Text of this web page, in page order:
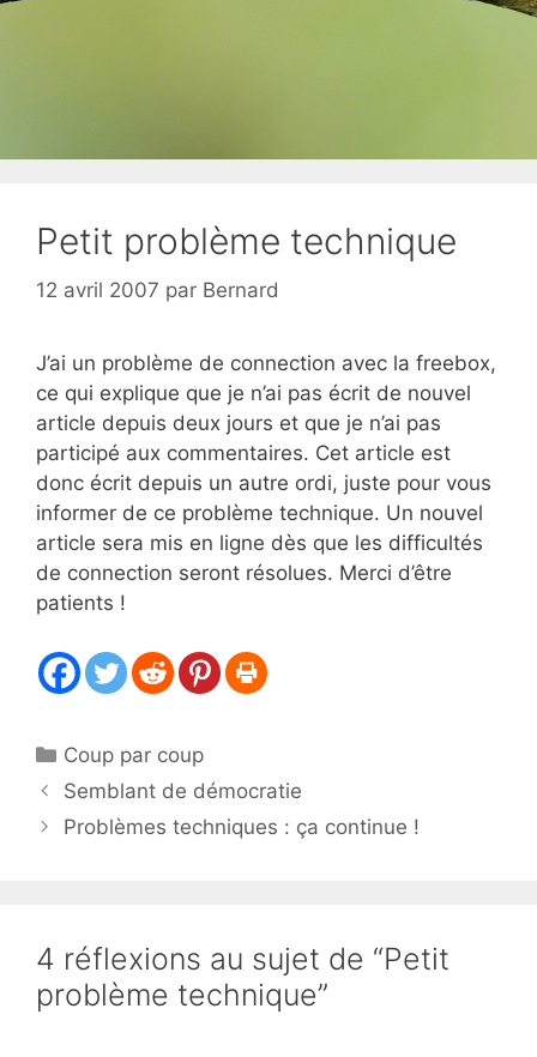
Petit problème technique
12 avril 2007 par Bernard
J’ai un problème de connection avec la freebox,
ce qui explique que je n’ai pas écrit de nouvel
article depuis deux jours et que je n’ai pas
participé aux commentaires. Cet article est
donc écrit depuis un autre ordi, juste pour vous
informer de ce problème technique. Un nouvel
article sera mis en ligne dès que les difficultés
de connection seront résolues. Merci d’être
patients !
Catégories
Coup par coup
Semblant de démocratie
Problèmes techniques : ça continue !
4 réflexions au sujet de “Petit
problème technique”